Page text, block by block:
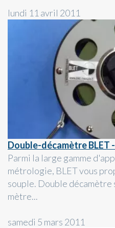
lundi 11 avril 2011
Double-décamètre BLET
Parmi la large gamme
métrologie, BLET vous
souple. Double décamètre
mètre...
samedi 5 mars 2011